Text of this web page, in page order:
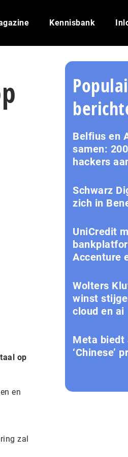
Kennisbank
op
en
zal
Belfius en
samen:
hackers
Schwarz
zich in
UniCredit
Accenture
Wolters
winst
cloud en ai
Meta biedt
‘Chinese’